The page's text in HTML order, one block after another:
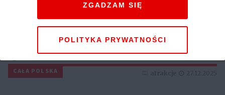
Weekend w górach: sprawdź,
jak maksymalnie
wykorzystać krótki pobyt
pod Tatrami
CAŁA POLSKA
POLITYKA PRYWATNOŚCI
ZGADZAM SIĘ